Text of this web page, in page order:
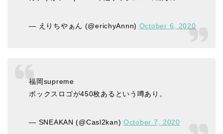
— えりちやぁん (@erichyAnnn) October 6, 2020
福岡supreme
ボックスロゴが450枚あるという噂あり。
— SNEAKAN (@Casl2kan)October 7, 2020